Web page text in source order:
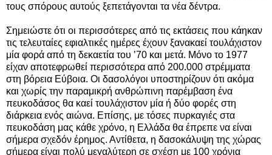
τους σπόρους αυτούς ξεπετάγονται τα νέα δέντρα.
Σημειώστε ότι οι περισσότερες από τις εκτάσεις που κάηκαν
τις τελευταίες εφιαλτικές ημέρες έχουν ξανακαεί τουλάχιστον
μία φορά από τη δεκαετία του ’70 και μετά. Μόνο το 1977
είχαν αποτεφρωθεί περισσότερα από 200.000 στρέμματα
στη βόρεια Εύβοια. Οι δασολόγοι υποστηρίζουν ότι ακόμα
και χωρίς την παραμικρή ανθρώπινη παρέμβαση ένα
πευκοδάσος θα καεί τουλάχιστον μία ή δύο φορές στη
διάρκεια ενός αιώνα. Επίσης, με τόσες πυρκαγιές στα
πευκοδάση μας κάθε χρόνο, η Ελλάδα θα έπρεπε να είναι
σήμερα σχεδόν έρημος. Αντίθετα, η δασοκάλυψη της χώρας
σήμερα είναι πολύ μεγαλύτερη σε σχέση με 100 χρόνια